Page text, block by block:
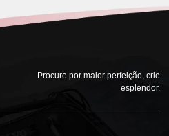
Procure por maior perfeição, crie
esplendor.